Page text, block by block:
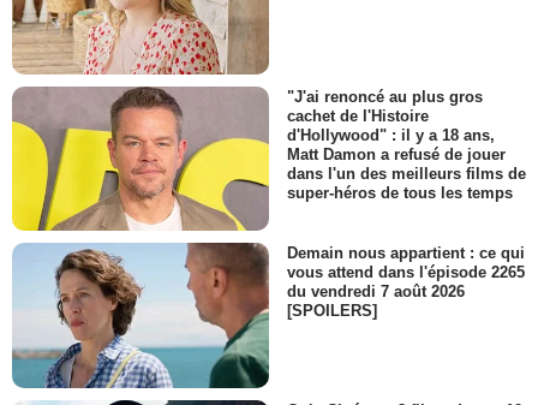
"J'ai renoncé au plus gros
cachet de l'Histoire
d'Hollywood" : il y a 18 ans,
Matt Damon a refusé de jouer
dans l'un des meilleurs films de
super-héros de tous les temps
Demain nous appartient : ce qui
vous attend dans l'épisode 2265
du vendredi 7 août 2026
[SPOILERS]